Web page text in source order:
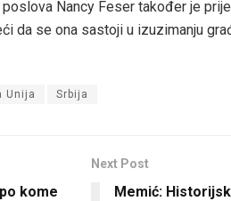
Nancy Feser također je
da se ona sastoji u izuzimanju
Unija Srbija
kome
Next Post
Memić: